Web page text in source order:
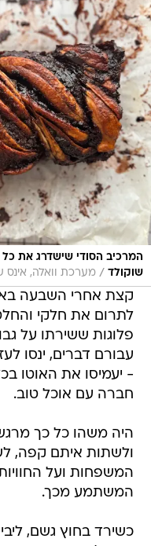
המרכיב הסודי שישדרג את
שוקולד / מערכת וואלה, אינס
קצת אחרי השבעה
לתרום את חלקי
פלוגות ששירתו על
עבורם דברים, ינסו
- יעמיסו את האוטו
חברה עם אוכל טוב.
היה משהו כל כך
ולשתות איתם קפה,
המשפחות ועל
המשתמע מכך.
כשירד בחוץ גשם,